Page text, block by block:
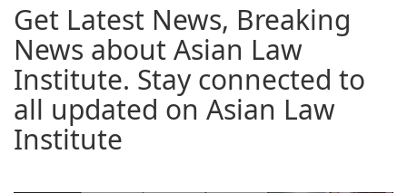
Get Latest News, Breaking
News about Asian Law
Institute. Stay connected to
all updated on Asian Law
Institute